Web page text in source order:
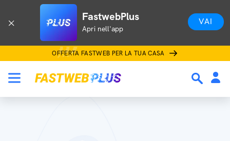
FastwebPlus
Apri nell'app
VAI
OFFERTA FASTWEB PER LA TUA CASA